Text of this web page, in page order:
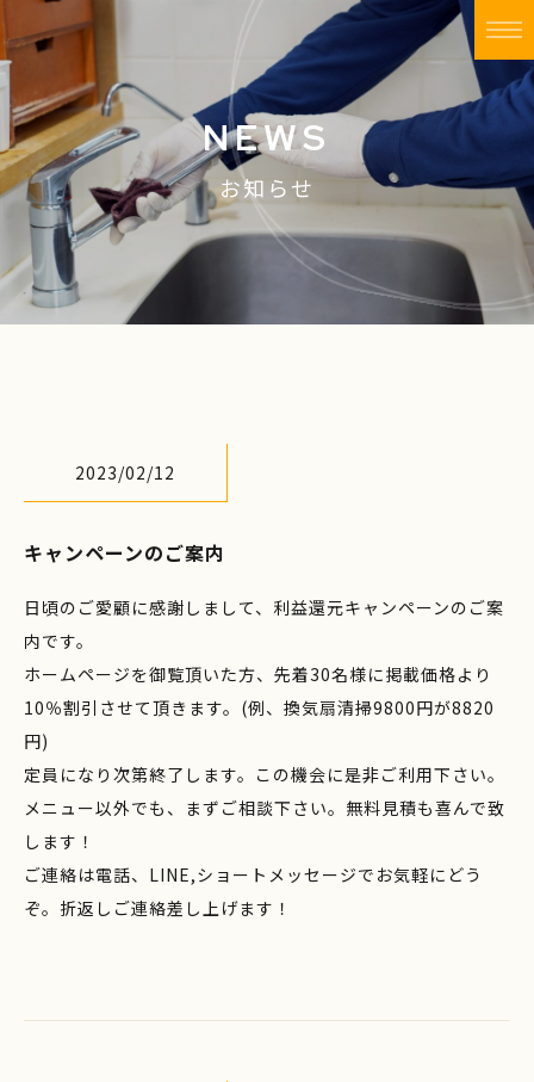
NEWS
お知らせ
2023/02/12
キャンペーンのご案内
日頃のご愛顧に感謝しまして、利益還元キャンペーンのご案
内です。
ホームページを御覧頂いた方、先着30名様に掲載価格より
10％割引させて頂きます。(例、換気扇清掃9800円が8820
円)
定員になり次第終了します。この機会に是非ご利用下さい。
メニュー以外でも、まずご相談下さい。無料見積も喜んで致
します！
ご連絡は電話、LINE,ショートメッセージでお気軽にどう
ぞ。折返しご連絡差し上げます！